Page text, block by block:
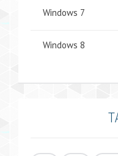
Windows 7
Windows 8